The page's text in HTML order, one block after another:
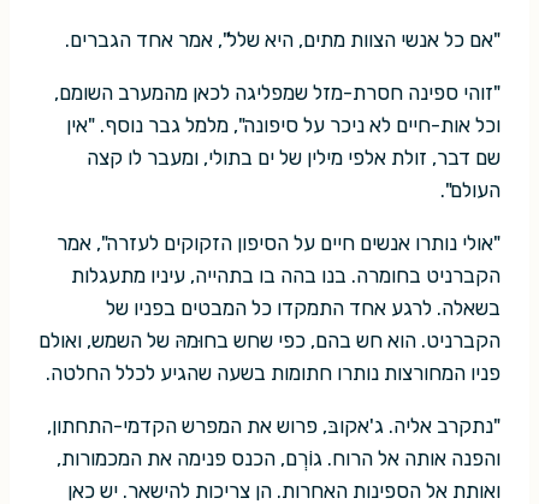
"אם כל אנשי הצוות מתים, היא שלל", אמר אחד הגברים.
"זוהי ספינה חסרת-מזל שמפליגה לכאן מהמערב השומם,
וכל אות-חיים לא ניכר על סיפונה", מלמל גבר נוסף. "אין
שם דבר, זולת אלפי מילין של ים בתולי, ומעבר לו קצה
העולם".
"אולי נותרו אנשים חיים על הסיפון הזקוקים לעזרה", אמר
הקברניט בחומרה. בנו בהה בו בתהייה, עיניו מתעגלות
בשאלה. לרגע אחד התמקדו כל המבטים בפניו של
הקברניט. הוא חש בהם, כפי שחש בחוּמהּ של השמש, ואולם
פניו המחורצות נותרו חתומות בשעה שהגיע לכלל החלטה.
"נתקרב אליה. ג'אקובּ, פרוש את המפרש הקדמי-התחתון,
והפנה אותה אל הרוח. גוֹרְם, הכנס פנימה את המכמורות,
ואותת אל הספינות האחרות. הן צריכות להישאר. יש כאן